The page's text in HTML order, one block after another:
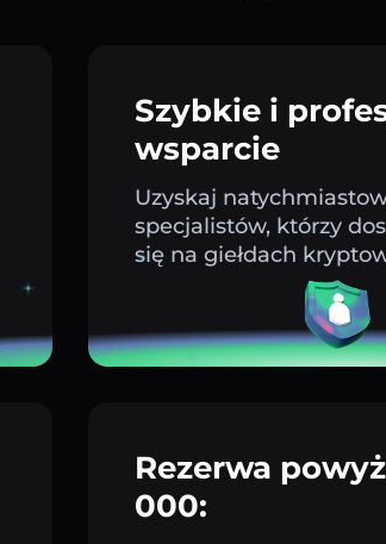
Szybkie i
wsparcie
Uzyskaj
specjalistów, którzy
się na giełdach
Rezerwa
000: